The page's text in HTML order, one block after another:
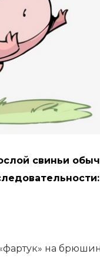
свиньи
на